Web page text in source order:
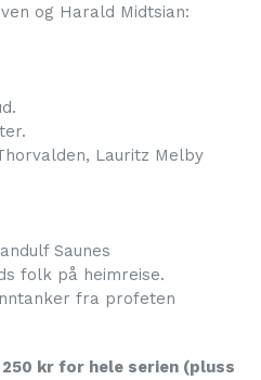
og Harald Midtsian:
Lauritz Melby
Saunes
folk på heimreise.
fra profeten
kr for hele serien (pluss